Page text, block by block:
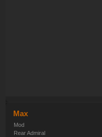
Max
Mod
Rear Admiral